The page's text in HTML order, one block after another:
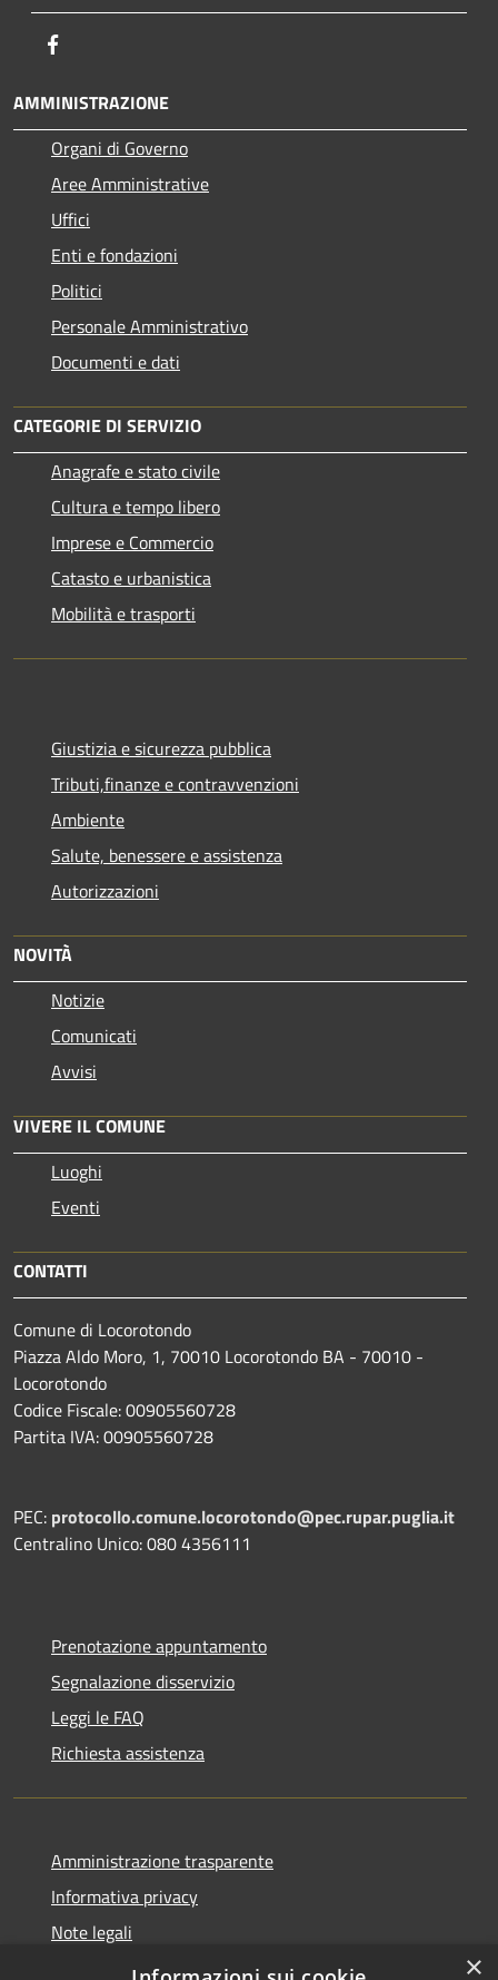
AMMINISTRAZIONE
Organi di Governo
Aree Amministrative
Uffici
Enti e fondazioni
Politici
Personale Amministrativo
Documenti e dati
CATEGORIE DI SERVIZIO
Anagrafe e stato civile
Cultura e tempo libero
Imprese e Commercio
Catasto e urbanistica
Mobilità e trasporti
Giustizia e sicurezza pubblica
Tributi,finanze e contravvenzioni
Ambiente
Salute, benessere e assistenza
Autorizzazioni
NOVITÀ
Notizie
Comunicati
Avvisi
VIVERE IL COMUNE
Luoghi
Eventi
CONTATTI
Comune di Locorotondo
Piazza Aldo Moro, 1, 70010 Locorotondo BA - 70010 -
Locorotondo
Codice Fiscale: 00905560728
Partita IVA: 00905560728
PEC: protocollo.comune.locorotondo@pec.rupar.puglia.it
Centralino Unico: 080 4356111
Prenotazione appuntamento
Segnalazione disservizio
Leggi le FAQ
Richiesta assistenza
Amministrazione trasparente
Informativa privacy
Note legali
Dichiarazione di accessibilità
×